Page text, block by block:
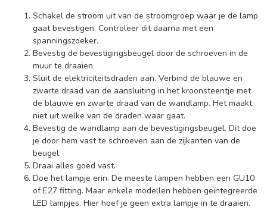
Schakel de stroom uit van de stroomgroep waar je de lamp
gaat bevestigen. Controleer dit daarna met een
spanningszoeker.
Bevestig de bevestigingsbeugel door de schroeven in de
muur te draaien
Sluit de elektriciteitsdraden aan. Verbind de blauwe en
zwarte draad van de aansluiting in het kroonsteentje met
de blauwe en zwarte draad van de wandlamp. Het maakt
niet uit welke van de draden waar gaat.
Bevestig de wandlamp aan de bevestigingsbeugel. Dit doe
je door hem vast te schroeven aan de zijkanten van de
beugel.
Draai alles goed vast.
Doe het lampje erin. De meeste lampen hebben een GU10
of E27 fitting. Maar enkele modellen hebben geïntegreerde
LED lampjes. Hier hoef je geen extra lampje in te draaien.